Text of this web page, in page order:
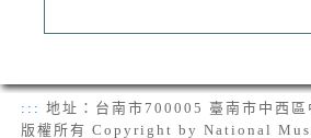
::: 地址：台南市700005 臺南市中西
版權所有 Copyright by National